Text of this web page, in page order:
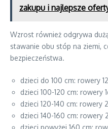
zakupu i najlepsze
Wzrost również odgrywa
stawanie obu stóp na ziemi,
bezpieczeństwa.
dzieci do 100 cm: rowery
dzieci 100-120 cm: rowery
dzieci 120-140 cm: rowery
dzieci 140-160 cm: rowery
dzieci powyżej 160 cm: